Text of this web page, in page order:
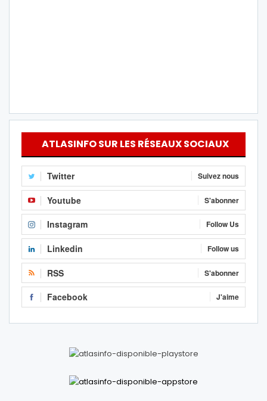
ATLASINFO SUR LES RÉSEAUX SOCIAUX
Twitter Suivez nous
Youtube S'abonner
Instagram Follow Us
Linkedin Follow us
RSS S'abonner
Facebook J'aime